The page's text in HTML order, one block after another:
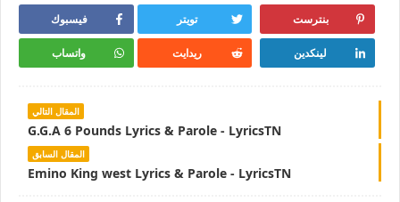
فيسبوك تويتر بنترست
واتساب ريدايت لينكدين
المقال التالي
G.G.A 6 Pounds Lyrics & Parole - LyricsTN
المقال السابق
Emino King west Lyrics & Parole - LyricsTN